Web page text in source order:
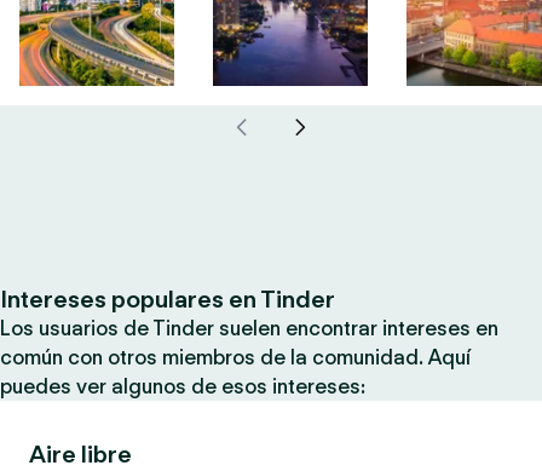
Intereses populares en Tinder
Los usuarios de Tinder suelen encontrar intereses en
común con otros miembros de la comunidad. Aquí
puedes ver algunos de esos intereses:
Aire libre